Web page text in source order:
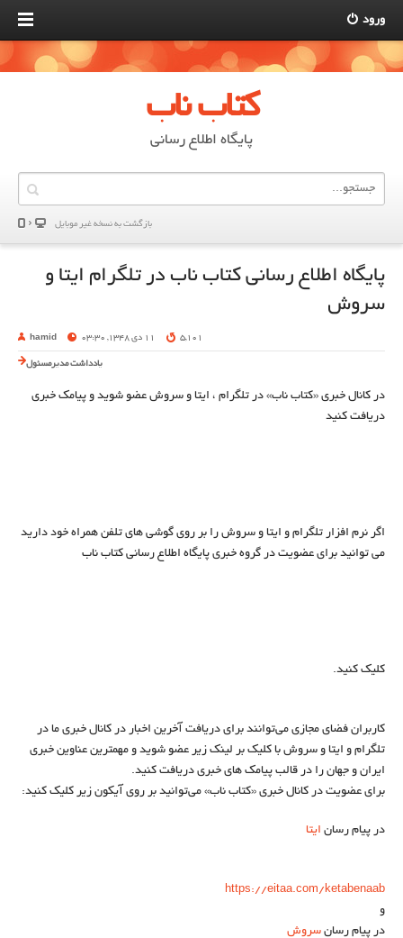
ورود
کتاب ناب
پایگاه اطلاع رسانی
بازگشت به نسخه غير موبایل
پایگاه اطلاع رسانی کتاب ناب در تلگرام ایتا و
سروش
hamid 11 دی 1348, 03:30 5,101
یادداشت مدیرمسئول
در کانال خبری «کتاب ناب» در تلگرام ، ایتا و سروش عضو شوید و پیامک خبری
دریافت کنید
اگر نرم افزار تلگرام و ایتا و سروش را بر روی گوشی های تلفن همراه خود دارید
می توانید برای عضویت در گروه خبری پایگاه اطلاع رسانی کتاب ناب
کلیک کنید.
کاربران فضای مجازی می‌توانند برای دریافت آخرین اخبار در کانال خبری ما در
تلگرام و ایتا و سروش با کلیک بر لینک زیر عضو شوید و مهمترین عناوین خبری
ایران و جهان را در قالب پیامک های خبری دریافت کنید.
برای عضویت در کانال خبری «کتاب ناب» می‌توانید بر روی آیکون زیر کلیک کنید:
در پیام رسان ایتا
https://eitaa.com/ketabenaab
و
در پیام رسان سروش